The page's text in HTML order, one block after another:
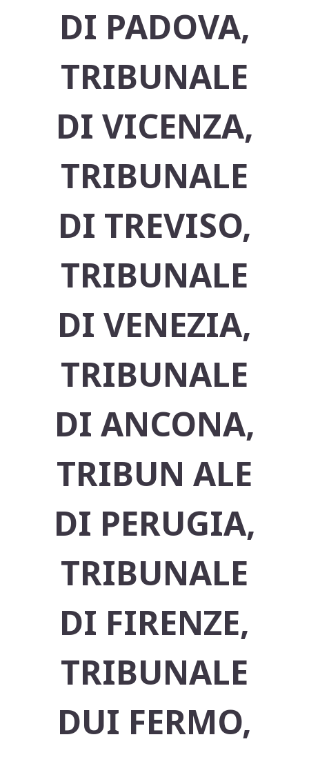
DI PADOVA,
TRIBUNALE
DI VICENZA,
TRIBUNALE
DI TREVISO,
TRIBUNALE
DI VENEZIA,
TRIBUNALE
DI ANCONA,
TRIBUN ALE
DI PERUGIA,
TRIBUNALE
DI FIRENZE,
TRIBUNALE
DUI FERMO,